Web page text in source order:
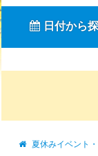
日付から
夏休みイベント